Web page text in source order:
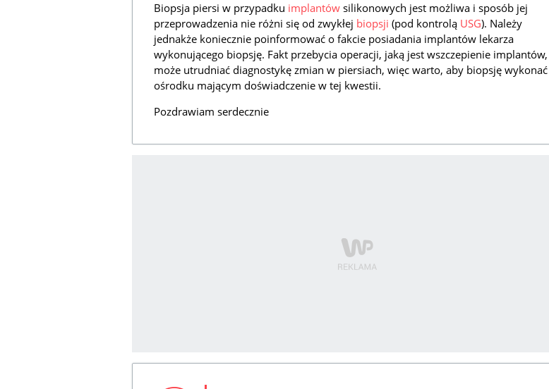
Biopsja piersi w przypadku implantów silikonowych jest możliwa i sposób jej
przeprowadzenia nie różni się od zwykłej biopsji (pod kontrolą USG). Należy
jednakże koniecznie poinformować o fakcie posiadania implantów lekarza
wykonującego biopsję. Fakt przebycia operacji, jaką jest wszczepienie implantów,
może utrudniać diagnostykę zmian w piersiach, więc warto, aby biopsję
ośrodku mającym doświadczenie w tej kwestii.
Pozdrawiam serdecznie